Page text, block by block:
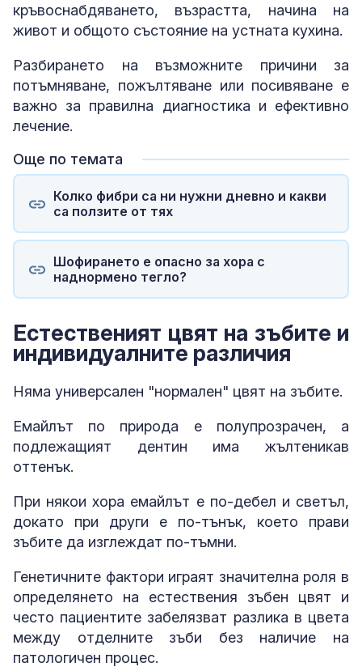
кръвоснабдяването, възрастта, начина на
живот и общото състояние на устната кухина.
Разбирането на възможните причини за
потъмняване, пожълтяване или посивяване е
важно за правилна диагностика и ефективно
лечение.
Още по темата
Колко фибри са ни нужни дневно и какви
са ползите от тях
Шофирането е опасно за хора с
наднормено тегло?
Естественият цвят на зъбите и
индивидуалните различия
Няма универсален "нормален" цвят на зъбите.
Емайлът по природа е полупрозрачен, а
подлежащият дентин има жълтеникав
оттенък.
При някои хора емайлът е по-дебел и светъл,
докато при други е по-тънък, което прави
зъбите да изглеждат по-тъмни.
Генетичните фактори играят значителна роля в
определянето на естествения зъбен цвят и
често пациентите забелязват разлика в цвета
между отделните зъби без наличие на
патологичен процес.